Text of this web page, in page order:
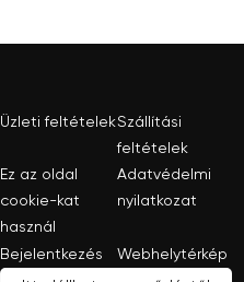
Üzleti feltételekSzállítási
feltételek
Ez az oldal
cookie-kat
használ
Adatvédelmi
nyilatkozat
Bejelentkezés Webhelytérkép